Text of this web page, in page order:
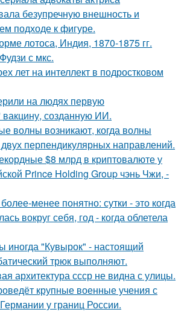
безупречную внешность и
подходе к фигуре.
лотоса, Индия, 1870-1875 гг.
с мкс.
лет на интеллект в подростковом
на людях первую
созданную ИИ.
волны возникают, когда волны
двух перпендикулярных направлений.
$8 млрд в криптовалюте у
Prince Holding Group чэнь Чжи, -
менее понятно: сутки - это когда
вокруг себя, год - когда облетела
иногда "Кувырок" - настоящий
трюк выполняют.
архитектура ссср не видна с улицы.
крупные военные учения с
у границ России.